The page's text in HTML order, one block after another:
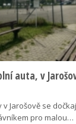
auta, v
v Jarošově se
pro malou…